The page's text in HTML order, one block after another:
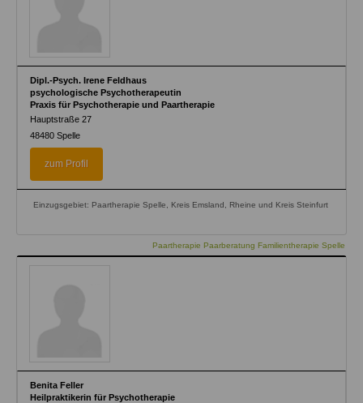
Dipl.-Psych. Irene Feldhaus
psychologische Psychotherapeutin
Praxis für Psychotherapie und Paartherapie
Hauptstraße 27
48480 Spelle
zum Profil
Einzugsgebiet: Paartherapie Spelle, Kreis Emsland, Rheine und Kreis Steinfurt
Paartherapie Paarberatung Familientherapie Spelle
Benita Feller
Heilpraktikerin für Psychotherapie